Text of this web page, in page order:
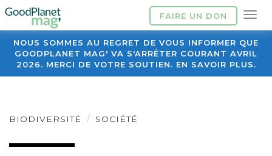
FAIRE UN DON
NOUS SOMMES AU REGRET DE VOUS INFORMER QUE
GOODPLANET MAG' VA S'ARRÊTER COURANT AVRIL
2026. MERCI DE VOTRE SOUTIEN. EN SAVOIR PLUS.
BIODIVERSITÉ SOCIÉTÉ